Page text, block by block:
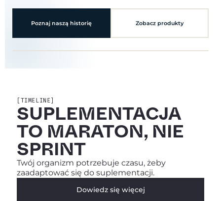
Poznaj naszą historię Zobacz produkty
[TIMELINE]
SUPLEMENTACJA
TO MARATON, NIE
SPRINT
Twój organizm potrzebuje czasu, żeby
zaadaptować się do suplementacji.
Dowiedz się więcej